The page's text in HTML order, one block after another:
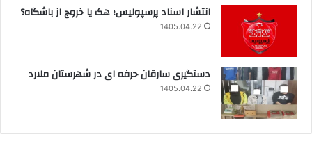
انتشار اسناد پرسپولیس؛ هک یا خروج از باشگاه؟
1405.04.22
دستگیری سارقان حرفه ای در شهرستان ملارد
1405.04.22